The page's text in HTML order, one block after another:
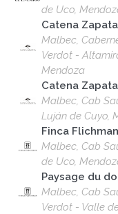
de Uco,
Catena
Malbec,
Verdot -
Mendoza
Catena
Malbec, Cab
Luján de Cuyo,
Finca
Malbec, Cab
de Uco,
Paysage du
Malbec, Cab
Verdot - Valle